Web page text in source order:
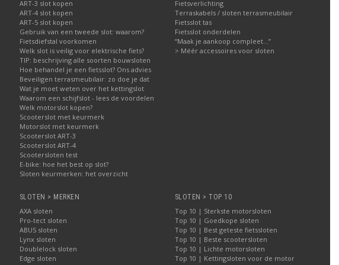
ART-3 slot kopen
ART-4 slot kopen
ART-5 slot kopen
Gebruik van een tweede slot: waarom?
Fietsdiefstal voorkomen
Welk slot is veilig voor elektrische fiets?
TIP: beschrijving alle soorten bouwsloten
Hoe behandel je een fietsslot? Ons advies
Beveiligen terrasmeubilair: zo doe je dat
Wat je moet weten over het kettingslot
Waarom een schijfslot - lees de voordelen
Welk motorslot kopen?
Scooterslot met keurmerk
Motorslot met keurmerk
Scooterslot ART-3
Scooterslot ART-4
Scootersloten test
E-bike: hoe het best op slot?
Sloten keurmerken: het overzicht
Fietsverlichting
Terraskabels / sloten terrasmeubilair
Fietsslot tas
Fietsslot onderdelen
“Maak je aankoop compleet…”
> Méér accessoires voor sloten
SLOTEN > MERKEN
AXA sloten
Pro-tect sloten
ABUS sloten
Lynx sloten
Doublelock sloten
Edge sloten
SLOTEN > TOP 10
Top 10 | Sterkste motorsloten
Top 10 | Goedkope sloten
Top 10 | Best geteste fietssloten
Top 10 | Beste scootersloten
Top 10 | Lichte motorsloten
Top 10 | Kettingsloten voor de motor